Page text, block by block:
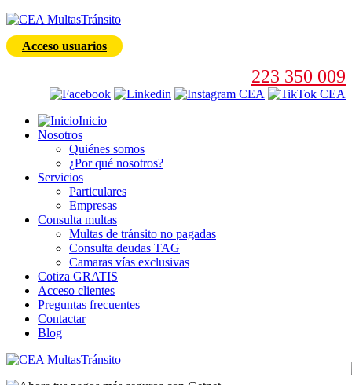
Acceso usuarios
223 350 009
Inicio
Nosotros
Quiénes somos
¿Por qué nosotros?
Servicios
Particulares
Empresas
Consulta multas
Multas de tránsito no pagadas
Consulta deudas TAG
Camaras vías exclusivas
Cotiza GRATIS
Acceso clientes
Preguntas frecuentes
Contactar
Blog